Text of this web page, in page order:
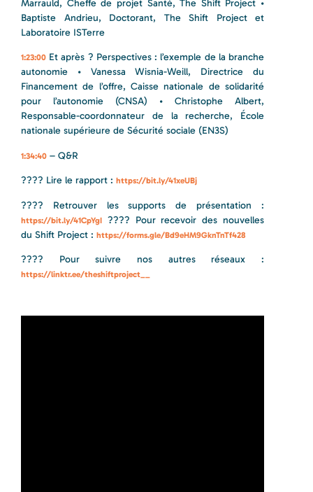
Marrauld, Cheffe de projet Santé, The Shift Project •
Baptiste Andrieu, Doctorant, The Shift Project et
Laboratoire ISTerre
1:23:00 Et après ? Perspectives : l’exemple de la branche
autonomie • Vanessa Wisnia-Weill, Directrice du
Financement de l’offre, Caisse nationale de solidarité
pour l’autonomie (CNSA) • Christophe Albert,
Responsable-coordonnateur de la recherche, École
nationale supérieure de Sécurité sociale (EN3S)
1:34:40 – Q&R
???? Lire le rapport : https://bit.ly/41xeUBj
???? Retrouver les supports de présentation :
https://bit.ly/41CpYgI ???? Pour recevoir des nouvelles
du Shift Project : https://forms.gle/Bd9eHM9GknTnTf428​​
???? Pour suivre nos autres réseaux :
https://linktr.ee/theshiftproject__